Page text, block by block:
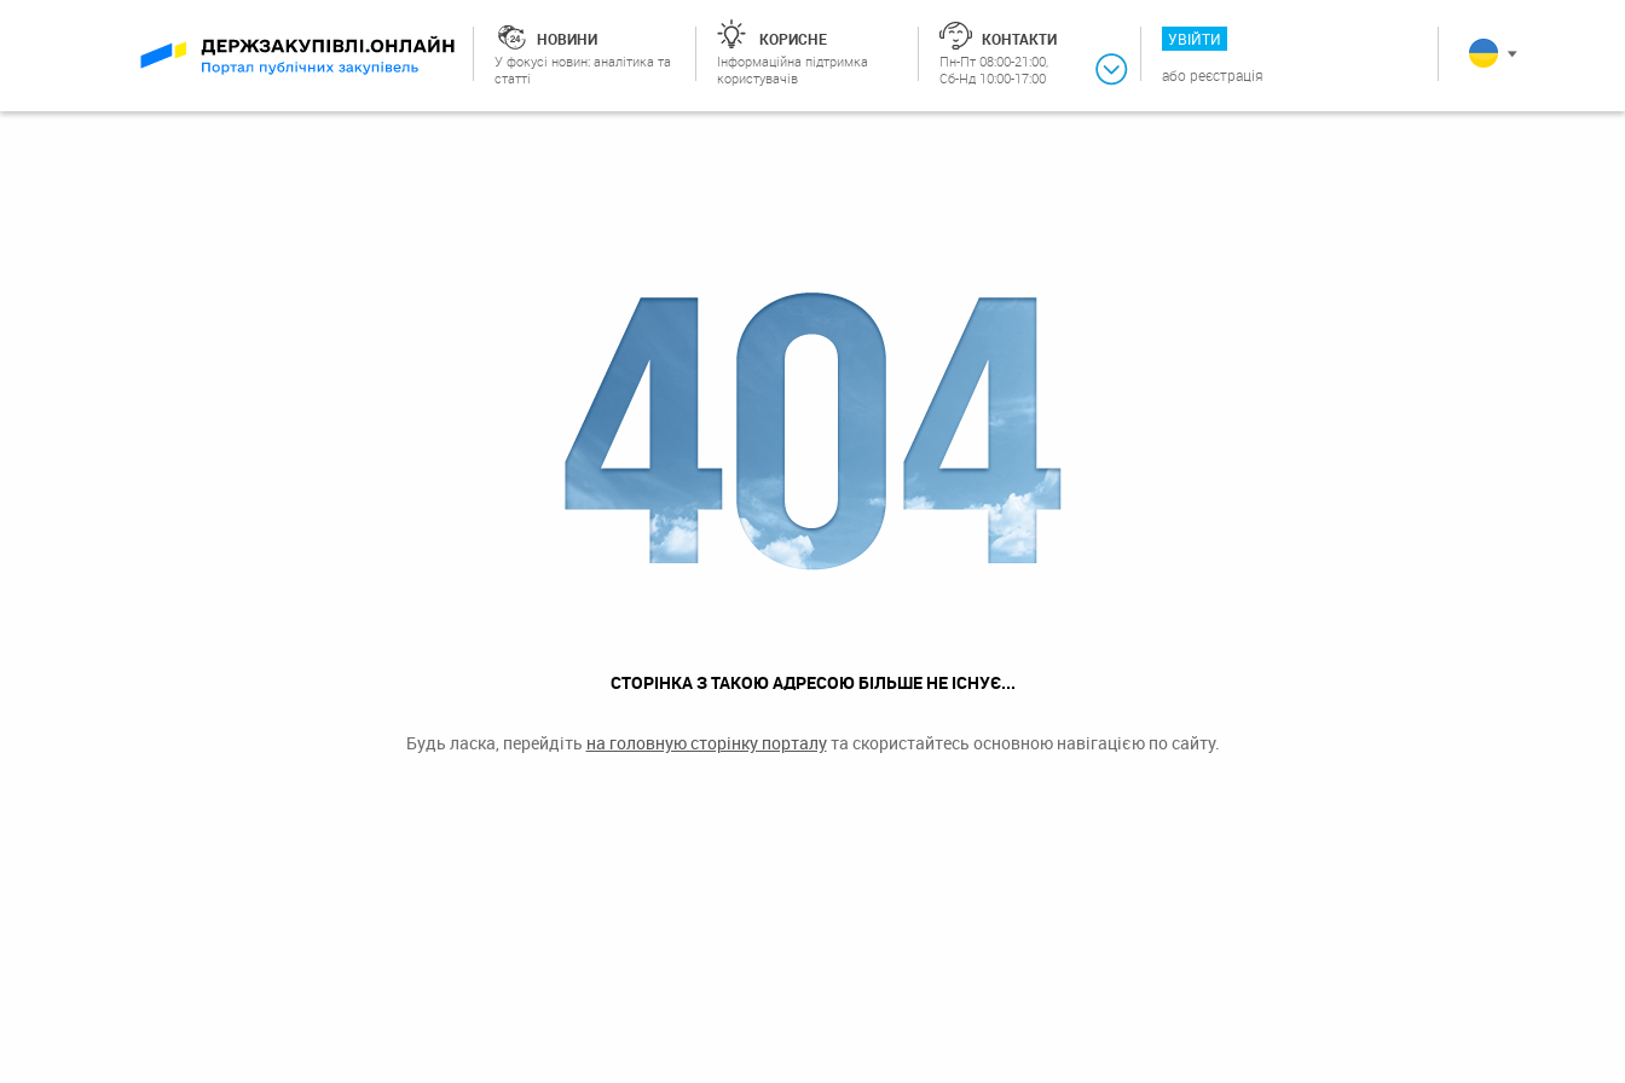
НОВИНИ
У фокусі новин: аналітика та
статті
КОРИСНЕ
Інформаційна підтримка
користувачів
КОНТАКТИ
Пн-Пт 08:00-21:00,
Сб-Нд 10:00-17:00
УВІЙТИ
або реєстрація
СТОРІНКА З ТАКОЮ АДРЕСОЮ БІЛЬШЕ НЕ ІСНУЄ...
Будь ласка, перейдіть на головную сторінку порталута скористайтесь основною навігацією по сайту.